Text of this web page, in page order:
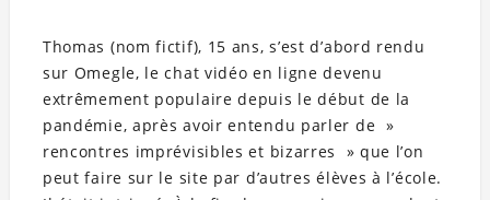
Thomas (nom fictif), 15 ans, s’est d’abord rendu
sur Omegle, le chat vidéo en ligne devenu
extrêmement populaire depuis le début de la
pandémie, après avoir entendu parler de »
rencontres imprévisibles et bizarres » que l’on
peut faire sur le site par d’autres élèves à l’école.